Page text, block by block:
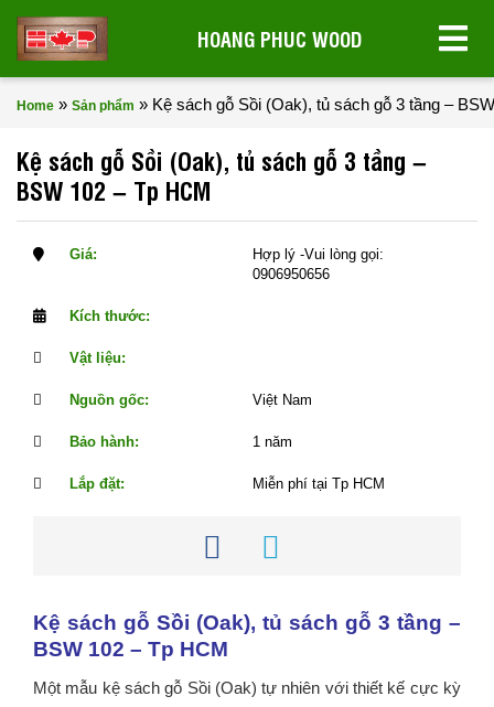
HOANG PHUC WOOD
Home » Sản phẩm » Kệ sách gỗ Sồi (Oak), tủ sách gỗ 3 tầng –
Kệ sách gỗ Sồi (Oak), tủ sách gỗ 3 tầng –
BSW 102 – Tp HCM
Giá:
Hợp lý -Vui lòng gọi:
0906950656
Kích thước:
Vật liệu:
Nguồn gốc: Việt Nam
Bảo hành: 1 năm
Lắp đặt: Miễn phí tại Tp HCM
Kệ sách gỗ Sồi (Oak), tủ sách gỗ 3 tầng –
BSW 102 – Tp HCM
Một mẫu kệ sách gỗ Sồi (Oak) tự nhiên với thiết kế cực kỳ